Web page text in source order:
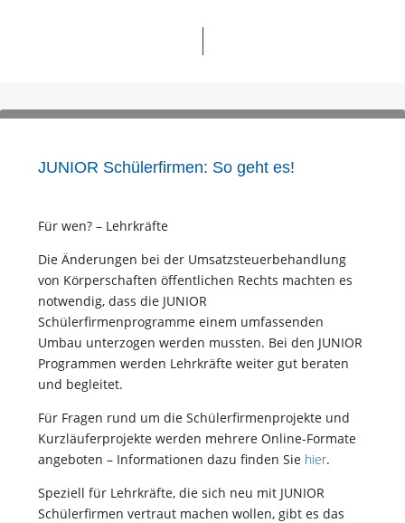
JUNIOR Schülerfirmen: So geht es!
Für wen? – Lehrkräfte
Die Änderungen bei der Umsatzsteuerbehandlung
von Körperschaften öffentlichen Rechts machten es
notwendig, dass die JUNIOR
Schülerfirmenprogramme einem umfassenden
Umbau unterzogen werden mussten. Bei den JUNIOR
Programmen werden Lehrkräfte weiter gut beraten
und begleitet.
Für Fragen rund um die Schülerfirmenprojekte und
Kurzläuferprojekte werden mehrere Online-Formate
angeboten – Informationen dazu finden Sie hier.
Speziell für Lehrkräfte, die sich neu mit JUNIOR
Schülerfirmen vertraut machen wollen, gibt es das